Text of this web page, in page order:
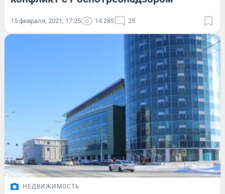
15 февраля, 2021, 17:25 14 285 25
НЕДВИЖИМОСТЬ